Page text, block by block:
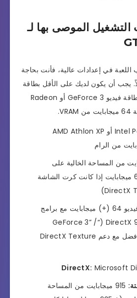
التشغيل الموصى بها لـ
في إعدادات عالية، فأنت بحاجة
يجب أن يكون لديك على الأقل بطاقة
Intel Pentium 4 وبطاقة فيديو GeForce 3 أو Radeon
Intel Pentium IV أو AMD Athlon XP
من المساحة الخالية على
القرص الصلب (+ 635 ميجابايت إذا كانت كرت الشاشة
بطاقة فيديو 64 (+) ميجابايت مع برامج
تشغيل متوافقة مع DirectX 9.0 (“GeForce 3” /
“Radeon 8500” أو أفضل مع دعم DirectX Texture
Microsoft
915 ميجابايت من المساحة